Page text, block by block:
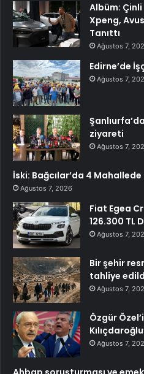
Albüm:
Xpeng,
Tanıttı
Ağustos 7,
Edirne’de
Ağustos 7,
ziyareti
Ağustos 7,
İski: Bağcılar’da 4
Ağustos 7, 2026
Fiat Egea
126.300 TL
Ağustos 7,
Bir şehir
tahliye
Ağustos 7,
Özgür
Ağustos 7,